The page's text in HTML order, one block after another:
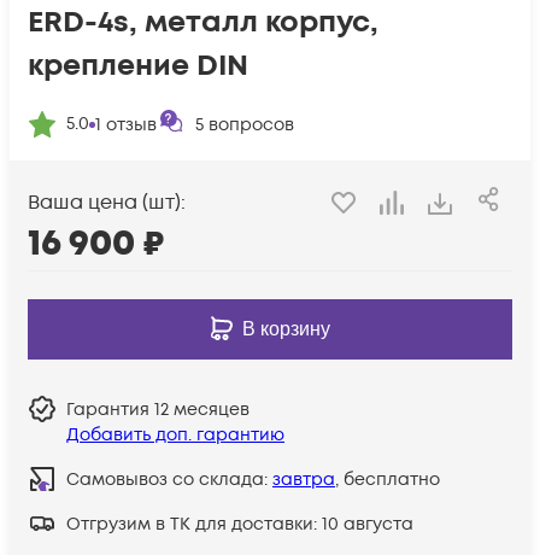
ERD-4s, металл корпус,
крепление DIN
5.0 1 отзыв 5 вопросов
Ваша цена (шт):
16 900 ₽
В корзину
Гарантия 12 месяцев
Добавить доп. гарантию
Самовывоз со склада: завтра, бесплатно
Отгрузим в ТК для доставки: 10 августа